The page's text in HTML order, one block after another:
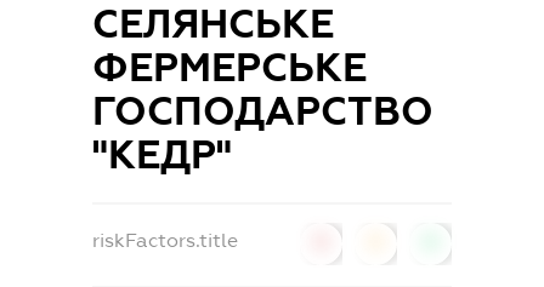
СЕЛЯНСЬКЕ
ФЕРМЕРСЬКЕ
ГОСПОДАРСТВО
"КЕДР"
riskFactors.title